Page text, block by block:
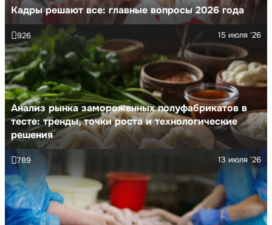
Кадры решают все: главные вопросы 2026 года
Анализ рынка замороженных полуфабрикатов в
тесте: тренды, точки роста и технологические
решения
15 июля '26
926
13 июля '26
789